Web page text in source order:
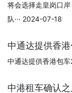
将会选择走皇岗口
队··· 2024-07-18
中通达提供香港
中通达提供香港包
中港租车确认